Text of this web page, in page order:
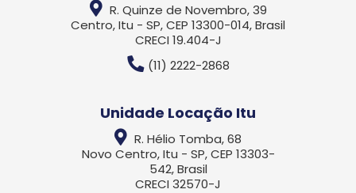
R. Quinze de Novembro, 39
Centro, Itu - SP, CEP 13300-014, Brasil
CRECI 19.404-J
(11) 2222-2868
Unidade Locação Itu
R. Hélio Tomba, 68
Novo Centro, Itu - SP, CEP 13303-
542, Brasil
CRECI 32570-J